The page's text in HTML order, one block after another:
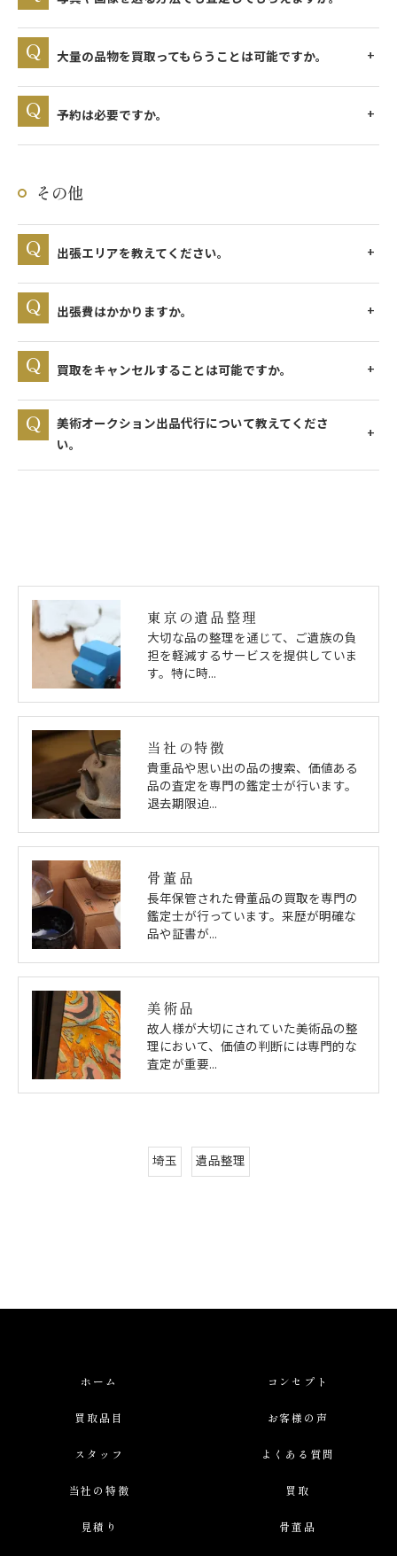
大量の品物を買取ってもらうことは可能ですか。
予約は必要ですか。
その他
出張エリアを教えてください。
出張費はかかりますか。
買取をキャンセルすることは可能ですか。
美術オークション出品代行について教えてくださ
い。
東京の遺品整理
大切な品の整理を通じて、ご遺族の負
担を軽減するサービスを提供していま
す。特に時…
当社の特徴
貴重品や思い出の品の捜索、価値ある
品の査定を専門の鑑定士が行います。
退去期限迫…
骨董品
長年保管された骨董品の買取を専門の
鑑定士が行っています。来歴が明確な
品や証書が…
美術品
故人様が大切にされていた美術品の整
理において、価値の判断には専門的な
査定が重要…
埼玉 遺品整理
ホーム コンセプト
買取品目 お客様の声
スタッフ よくある質問
当社の特徴 買取
見積り 骨董品